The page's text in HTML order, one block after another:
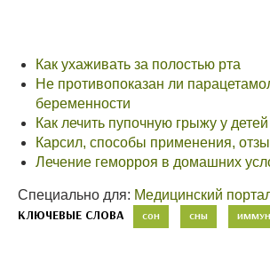
Как ухаживать за полостью рта
Не противопоказан ли
беременности
Как лечить пупочную грыжу у детей
Карсил, способы применения,
Лечение геморроя в домашних
Специально для: Медицинский
КЛЮЧЕВЫЕ СЛОВА СОН СНЫ